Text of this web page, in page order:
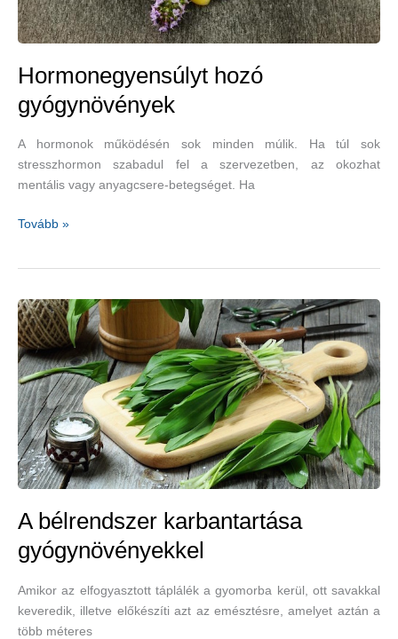
Hormonegyensúlyt hozó
gyógynövények
A hormonok működésén sok minden múlik. Ha túl sok
stresszhormon szabadul fel a szervezetben, az okozhat
mentális vagy anyagcsere-betegséget. Ha
Hormonegyensúlyt
Tovább »
A bélrendszer karbantartása
gyógynövényekkel
Amikor az elfogyasztott táplálék a gyomorba kerül, ott savakkal
keveredik, illetve előkészíti azt az emésztésre, amelyet aztán a
több méteres